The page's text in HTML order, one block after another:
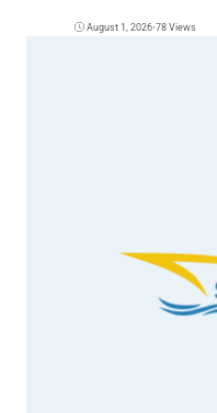
August 1, 2026•78 Views